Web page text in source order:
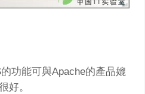
能可與Apache的產品媲
好。